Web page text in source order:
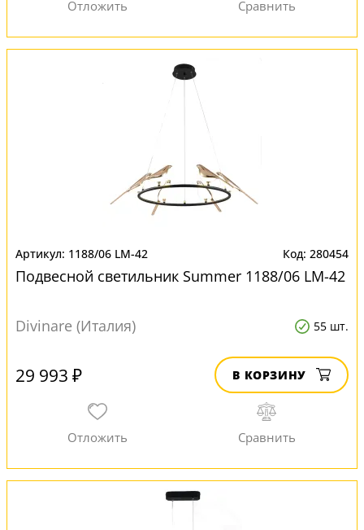
1188/06 LM-42 280454
Подвесной светильник Summer 1188/06 LM-42
Divinare (Италия) 55 шт.
29 993 ₽ В КОРЗИНУ